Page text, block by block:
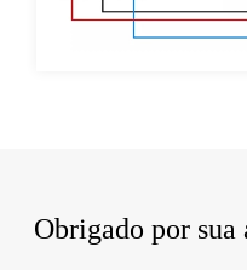
Obrigado por sua